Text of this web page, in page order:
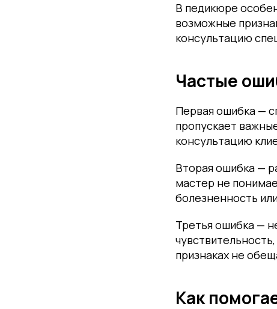
В педикюре
возможные
консультацию
Частые
Первая ошибка —
пропускает
консультацию
Вторая ошибка —
мастер не
болезненность
Третья ошибка —
признаках не
Как